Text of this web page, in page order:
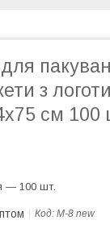
з
см 100
— 100 шт.
Код: M-8 new